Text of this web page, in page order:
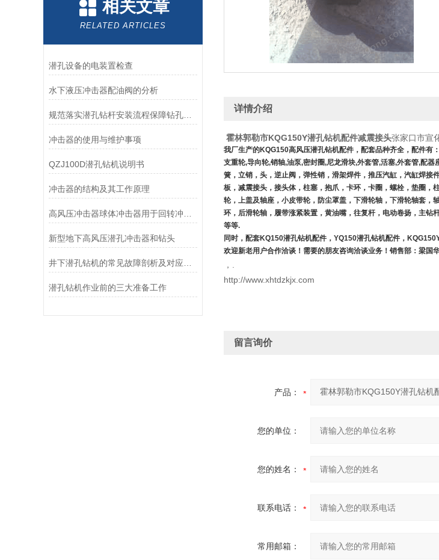
相关文章
RELATED ARTICLES
潜孔设备的电装置检查
水下液压冲击器配油阀的分析
规范落实潜孔钻杆安装流程保障钻孔施工精准有序开展
冲击器的使用与维护事项
QZJ100D潜孔钻机说明书
冲击器的结构及其工作原理
新型地下高风压潜孔冲击器和钻头
潜孔钻机作业前的三大准备工作
详情介绍
霍林郭勒市KQG150Y潜孔钻机配件减震接头张家口市宣
我厂生产的KQG150高风压潜孔钻机配件，配套品种齐全，配件有
支重轮,导向轮,销轴,油泵,密封圈,尼龙滑块,外套管,活塞,外套管,配器
簧，立销，头，逆止阀，弹性销，滑架焊件，推压汽缸，汽缸焊
板，减震接头，接头体，柱塞，抱爪，卡环，卡圈，螺栓，垫圈
轮，上盖及轴座，小皮带轮，防尘罩盖，下滑轮轴，下滑轮轴套
环，后滑轮轴，履带涨紧装置，黄油嘴，往复杆，电动卷扬，主
等等.
同时，配套KQ150潜孔钻机配件， YQ150潜孔钻机配件，
欢迎新老用户合作洽谈！需要的朋友咨询洽谈业务！销售部：梁国
，.
http://www.xhtdzkjx.com
留言询价
产品：
您的单位：
您的姓名：
联系电话：
常用邮箱：